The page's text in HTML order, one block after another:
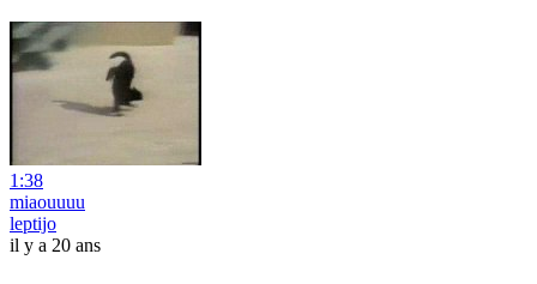
1:38
miaouuuu
leptijo
il y a 20 ans